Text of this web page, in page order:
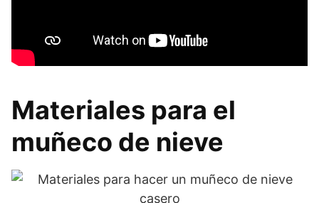
Materiales para el
muñeco de nieve